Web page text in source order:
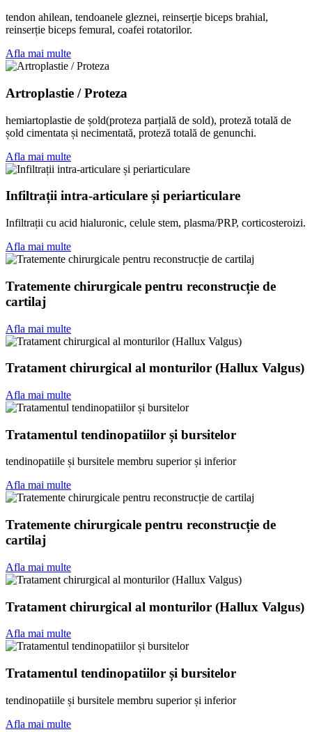
tendon ahilean, tendoanele gleznei, reinserție biceps brahial,
reinserție biceps femural, coafei rotatorilor.
Afla mai multe
Artroplastie / Proteza
hemiartoplastie de șold(proteza parțială de sold), proteză totală de
șold cimentata și necimentată, proteză totală de genunchi.
Afla mai multe
Infiltrații intra-articulare și periarticulare
Infiltrații cu acid hialuronic, celule stem, plasma/PRP, corticosteroizi.
Afla mai multe
Tratemente chirurgicale pentru reconstrucție de
cartilaj
Afla mai multe
Tratament chirurgical al monturilor (Hallux Valgus)
Afla mai multe
Tratamentul tendinopatiilor și bursitelor
tendinopatiile și bursitele membru superior și inferior
Afla mai multe
Tratemente chirurgicale pentru reconstrucție de
cartilaj
Afla mai multe
Tratament chirurgical al monturilor (Hallux Valgus)
Afla mai multe
Tratamentul tendinopatiilor și bursitelor
tendinopatiile și bursitele membru superior și inferior
Afla mai multe